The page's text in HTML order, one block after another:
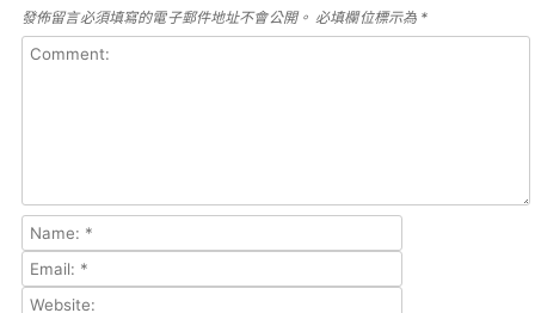
發佈留言必須填寫的電子郵件地址不會公開。 必填欄位標示為 *